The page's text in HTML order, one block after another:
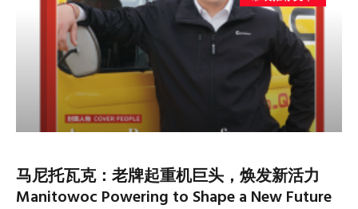
马尼托瓦克：老牌起重机巨头，焕发新活力
Manitowoc Powering to Shape a New Future